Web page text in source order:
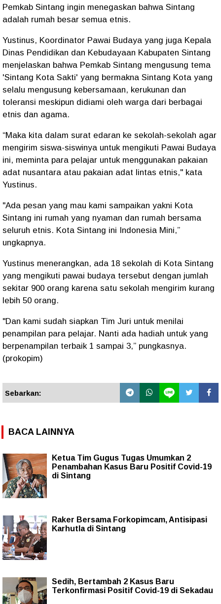
Pemkab Sintang ingin menegaskan bahwa Sintang
adalah rumah besar semua etnis.
Yustinus, Koordinator Pawai Budaya yang juga Kepala
Dinas Pendidikan dan Kebudayaan Kabupaten Sintang
menjelaskan bahwa Pemkab Sintang mengusung tema
'Sintang Kota Sakti' yang bermakna Sintang Kota yang
selalu mengusung kebersamaan, kerukunan dan
toleransi meskipun didiami oleh warga dari berbagai
etnis dan agama.
“Maka kita dalam surat edaran ke sekolah-sekolah agar
mengirim siswa-siswinya untuk mengikuti Pawai Budaya
ini, meminta para pelajar untuk menggunakan pakaian
adat nusantara atau pakaian adat lintas etnis," kata
Yustinus.
"Ada pesan yang mau kami sampaikan yakni Kota
Sintang ini rumah yang nyaman dan rumah bersama
seluruh etnis. Kota Sintang ini Indonesia Mini,”
ungkapnya.
Yustinus menerangkan, ada 18 sekolah di Kota Sintang
yang mengikuti pawai budaya tersebut dengan jumlah
sekitar 900 orang karena satu sekolah mengirim kurang
lebih 50 orang.
"Dan kami sudah siapkan Tim Juri untuk menilai
penampilan para pelajar. Nanti ada hadiah untuk yang
berpenampilan terbaik 1 sampai 3,” pungkasnya.
(prokopim)
Sebarkan:
BACA LAINNYA
Ketua Tim Gugus Tugas Umumkan 2
Penambahan Kasus Baru Positif Covid-19
di Sintang
Raker Bersama Forkopimcam, Antisipasi
Karhutla di Sintang
Sedih, Bertambah 2 Kasus Baru
Terkonfirmasi Positif Covid-19 di Sekadau